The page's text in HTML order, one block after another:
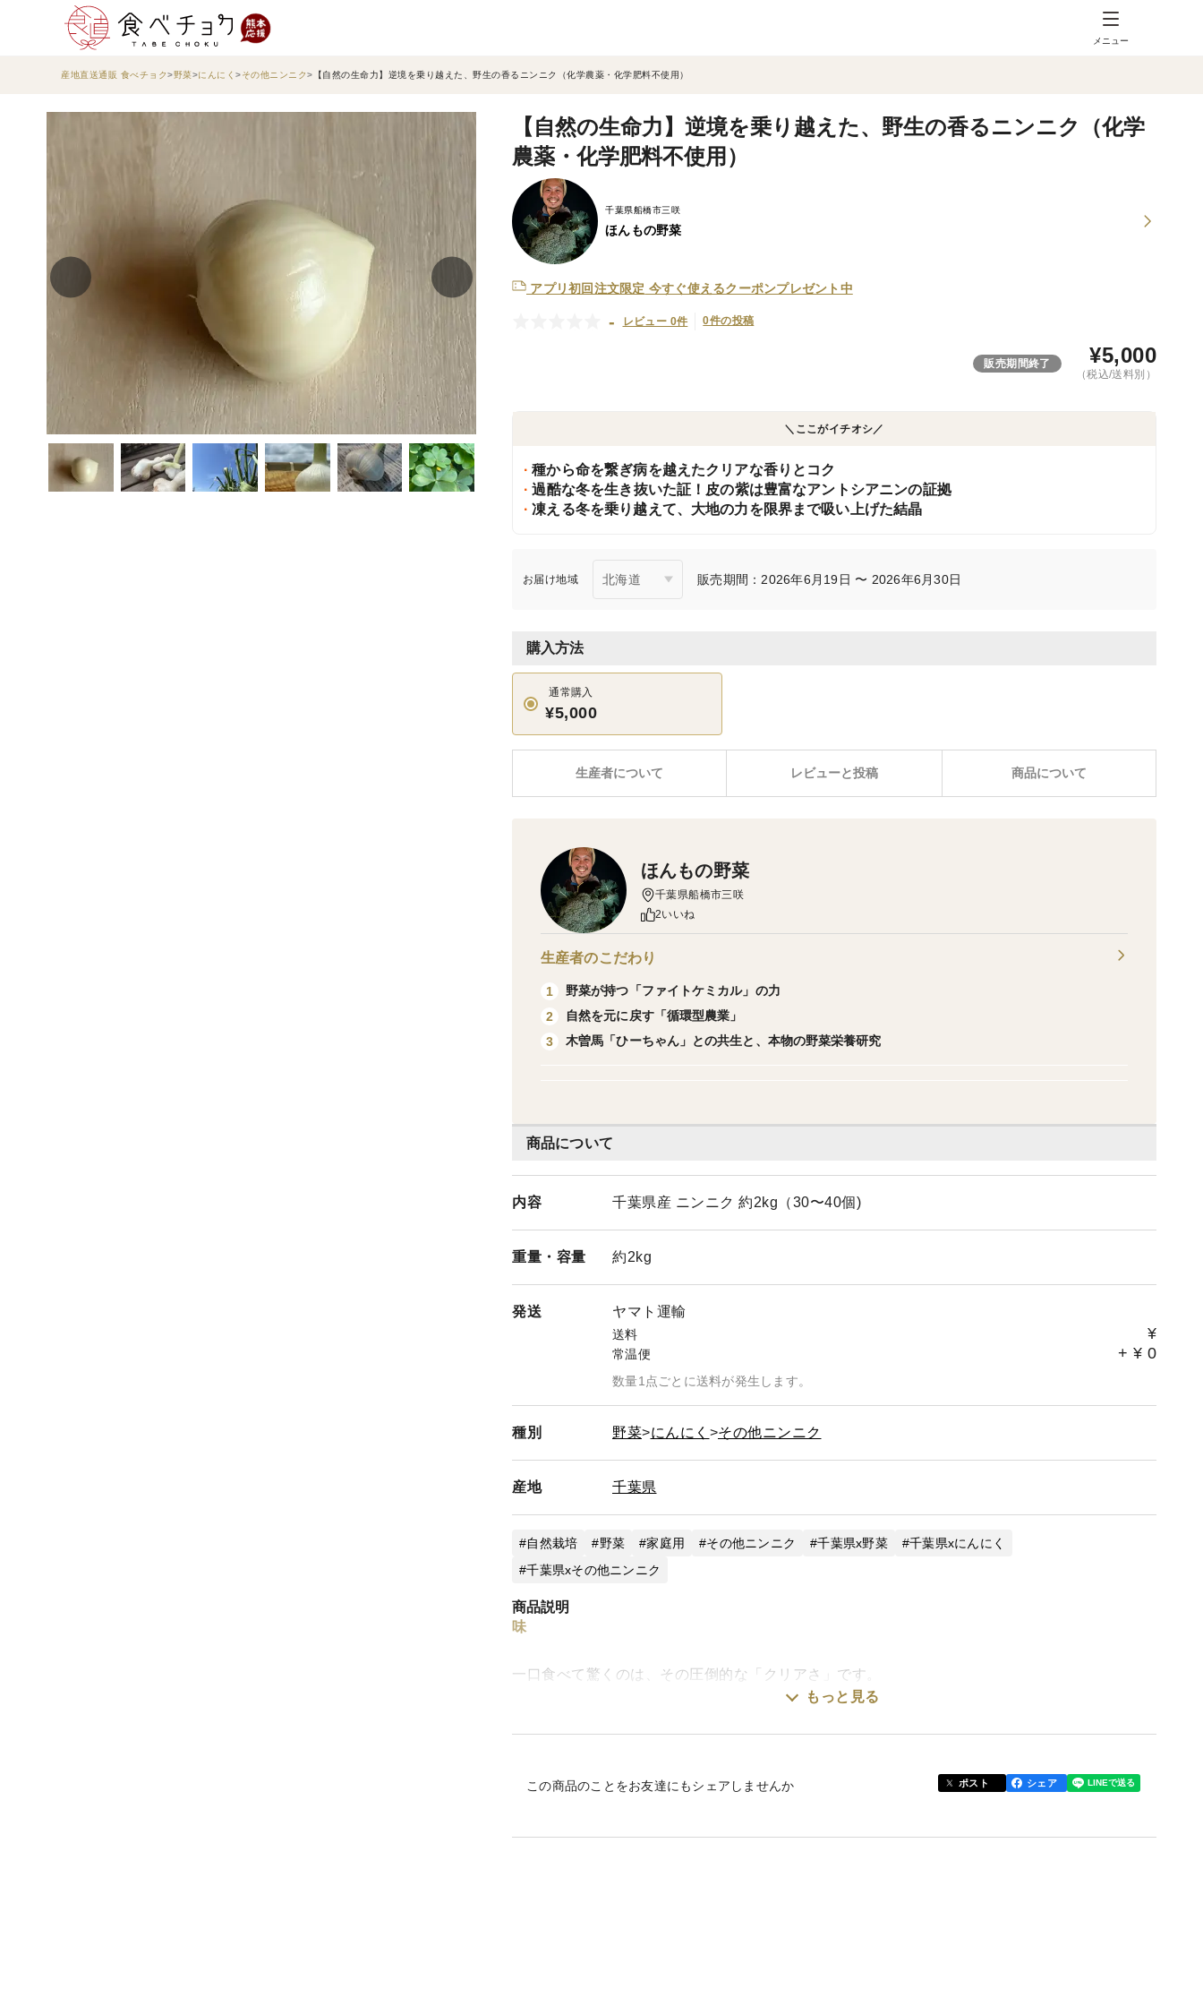
メニュー
産地直送通販 食べチョク 野菜 にんにく その他ニンニク 【自然の生命力】逆境を乗り越えた、野生の香るニンニク（化学農薬・化学肥料不使用）
【自然の生命力】逆境を乗り越えた、野生の香るニンニク（化学
農薬・化学肥料不使用）
千葉県船橋市三咲
ほんもの野菜
アプリ初回注文限定 今すぐ使えるクーポンプレゼント中
- レビュー 0件 0件の投稿
販売期間終了 ¥5,000
（税込/送料別）
＼ここがイチオシ／
種から命を繋ぎ病を越えたクリアな香りとコク
⁠過酷な冬を生き抜いた証！皮の紫は豊富なアントシアニンの証拠
凍える冬を乗り越えて、大地の力を限界まで吸い上げた結晶
お届け地域 販売期間：2026年6月19日 〜 2026年6月30日
購入方法
通常購入
¥5,000
レビューと投稿 商品について
生産者について
商品について
内容 千葉県産 ニンニク 約2kg（30〜40個)
重量・ 容量 約2kg
発送 ヤマト運輸
送料 ¥
常温便 + ¥ 0
数量1点ごとに送料が発生します。
種別 野菜 にんにく その他ニンニク
産地 千葉県
自然栽培 野菜 家庭用 その他ニンニク 千葉県x野菜
千葉県xにんにく
千葉県xその他ニンニク
商品説明
味
一口食べて驚くのは、その圧倒的な「クリアさ」です。
市販のニンニクにありがちな、いつまでも口に残るしつこい匂いや、熱を入れたときのねちゃね
います。それでいて、料理にコクと深みをしっかりと与えてくれる、ほんもの野菜だけの「上品
もっと見る
この商品のことをお友達にもシェアしませんか ポスト シェア
ほんもの野菜
千葉県船橋市三咲
2いいね
生産者のこだわり
1
野菜が持つ「ファイトケミカル」の力
2
自然を元に戻す「循環型農業」
3
木曽馬「ひーちゃん」との共生と、本物の野菜栄養研究